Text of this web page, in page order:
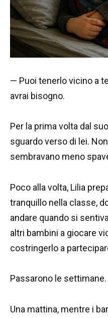
— Puoi tenerlo vicino a
avrai bisogno.
Per la prima volta dal
sguardo verso di lei.
sembravano meno
Poco alla volta, Lilia
tranquillo nella classe,
andare quando si
altri bambini a giocare
costringerlo a
Passarono le settimane.
Una mattina, mentre i